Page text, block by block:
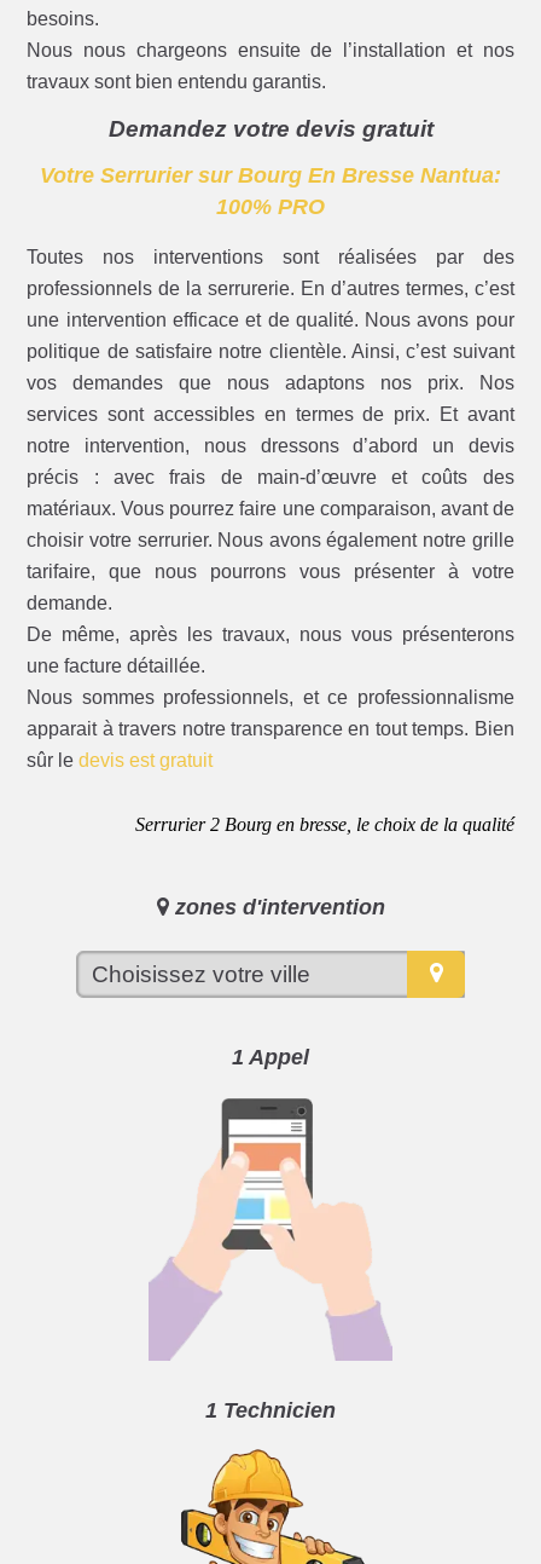
besoins.
Nous nous chargeons ensuite de l’installation et nos
travaux sont bien entendu garantis.
Demandez votre devis gratuit
Votre Serrurier sur Bourg En Bresse Nantua:
100% PRO
Toutes nos interventions sont réalisées par des
professionnels de la serrurerie. En d’autres termes, c’est
une intervention efficace et de qualité. Nous avons pour
politique de satisfaire notre clientèle. Ainsi, c’est suivant
vos demandes que nous adaptons nos prix. Nos
services sont accessibles en termes de prix. Et avant
notre intervention, nous dressons d’abord un devis
précis : avec frais de main-d’œuvre et coûts des
matériaux. Vous pourrez faire une comparaison, avant de
choisir votre serrurier. Nous avons également notre grille
tarifaire, que nous pourrons vous présenter à votre
demande.
De même, après les travaux, nous vous présenterons
une facture détaillée.
Nous sommes professionnels, et ce professionnalisme
apparait à travers notre transparence en tout temps. Bien
sûr ledevis est gratuit
Serrurier 2 Bourg en bresse, le choix de la qualité
zones d'intervention
1 Appel
1 Technicien